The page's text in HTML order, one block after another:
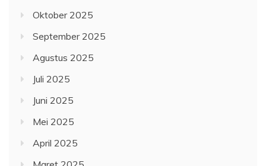
Oktober 2025
September 2025
Agustus 2025
Juli 2025
Juni 2025
Mei 2025
April 2025